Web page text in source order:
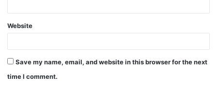
Website
Save my name, email, and website in this browser for the next
time I comment.